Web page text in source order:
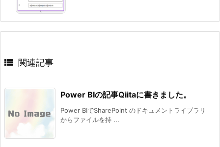
 関連記事
Power BIの記事Qiitaに書きました。
Power BIでSharePoint のドキュメントライブラリ
からファイルを持 ...